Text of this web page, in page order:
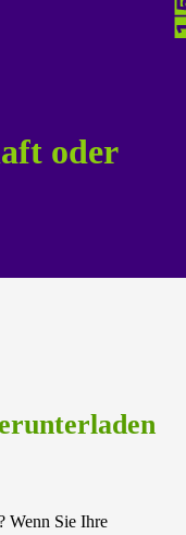
oder
Wenn Sie Ihre